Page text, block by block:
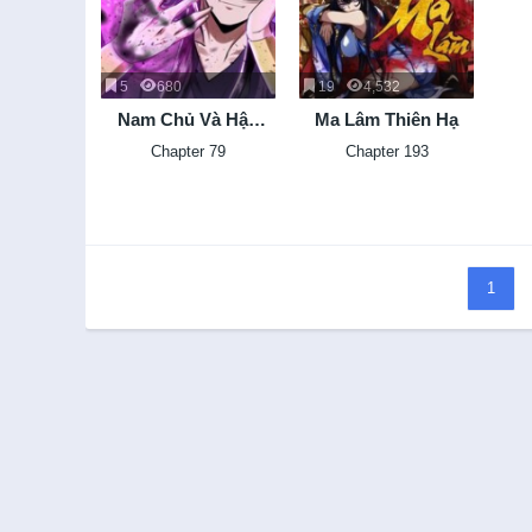
5 680
Nam Chủ Và Hậu
Cung Đều Là Của Ta
Chapter 79
19 4,532
Ma Lâm Thiên Hạ
Chapter 193
1